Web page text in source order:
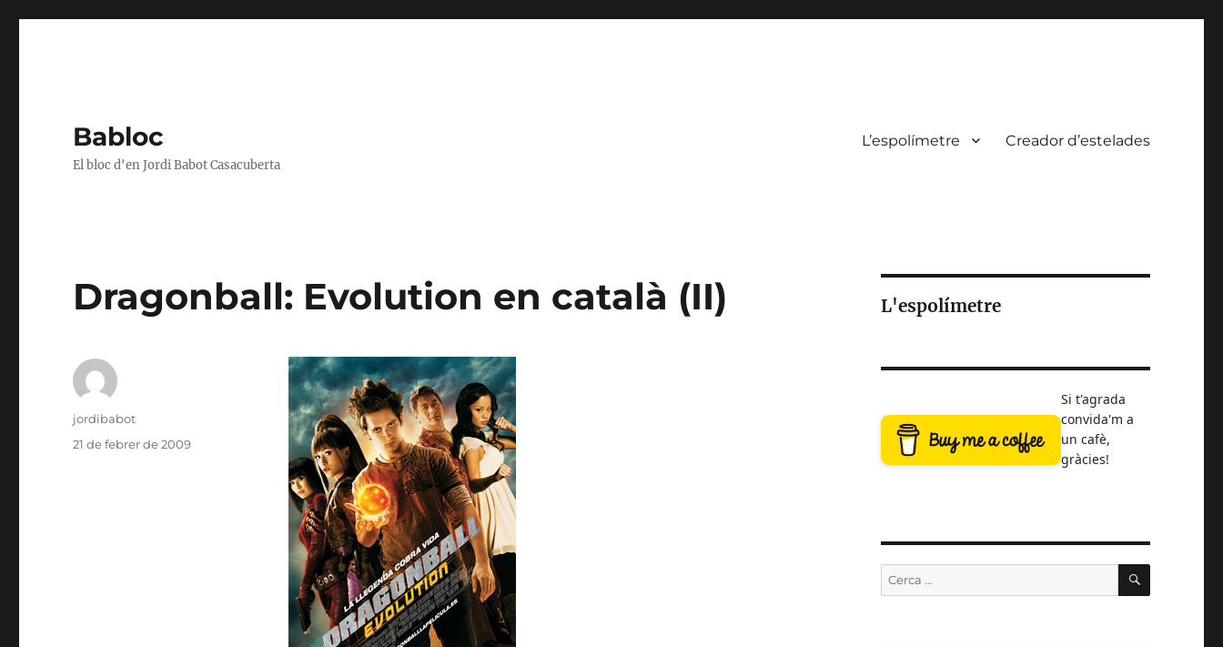
Babloc
El bloc d'en Jordi Babot Casacuberta
L’espolímetre Creador d’estelades
Dragonball: Evolution en català (II)
Autor
jordibabot
Publicat
21 de febrer de 2009
L'espolímetre
Si t'agrada
convida'm a
un cafè,
gràcies!
Cerca: CERCA